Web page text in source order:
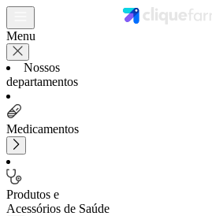
Menu
Nossos
departamentos
Medicamentos
Produtos e
Acessórios de Saúde